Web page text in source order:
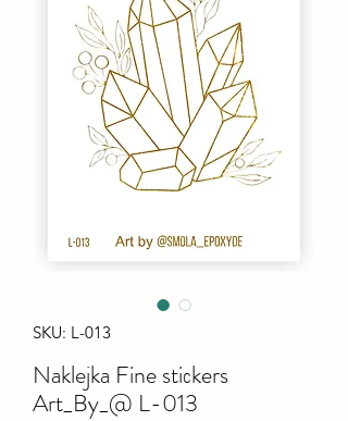
SKU: L-013
Naklejka Fine stiсkers
Art_By_@ L-013